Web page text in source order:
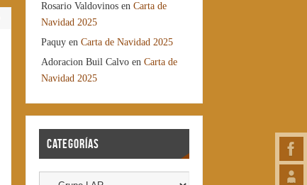
Rosario Valdovinos enCarta de
Navidad 2025
Paquy enCarta de Navidad 2025
Adoracion Buil Calvo enCarta de
Navidad 2025
Categorías